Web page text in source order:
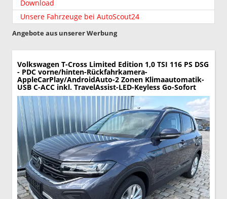
Download
Unsere Fahrzeuge bei AutoScout24
Angebote aus unserer Werbung
Volkswagen T-Cross Limited Edition 1,0 TSI 116 PS DSG
- PDC vorne/hinten-Rückfahrkamera-
AppleCarPlay/AndroidAuto-2 Zonen Klimaautomatik-
USB C-ACC inkl. TravelAssist-LED-Keyless Go-Sofort